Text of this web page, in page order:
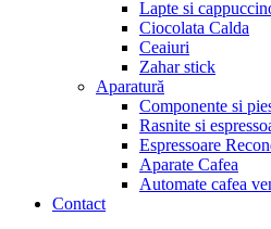
Lapte si
Ciocolata Calda
Ceaiuri
Zahar stick
Aparatură
Componente si
Rasnite si
Espressoare
Aparate Cafea
Automate cafea
Contact